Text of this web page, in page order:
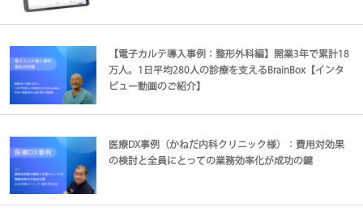
【電子カルテ導入事例：整形外科編】開業3年で累計18
万人。1日平均280人の診療を支えるBrainBox【インタ
ビュー動画のご紹介】
医療DX事例（かねだ内科クリニック様）：費用対効果
の検討と全員にとっての業務効率化が成功の鍵